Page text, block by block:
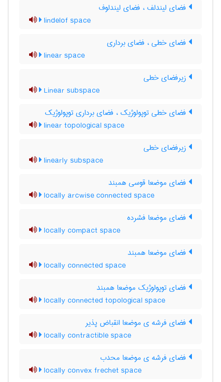
فضای لیندلف ، فضای لیندلوف
lindelof space
فضای خطی ، فضای برداری
linear space
زیرفضای خطی
Linear subspace
فضای خطی توپولوژیک ، فضای برداری توپولوژیک
linear topological space
زیرفضای خطی
linearly subspace
فضای موضعا قوسی همبند
locally arcwise connected space
فضای موضعا فشرده
locally compact space
فضای موضعا همبند
locally connected space
فضای توپولوژیک موضعا همبند
locally connected topological space
فضای فرشه ی موضعا انقباض پذیر
locally contractible space
فضای فرشه ی موضعا محدب
locally convex frechet space